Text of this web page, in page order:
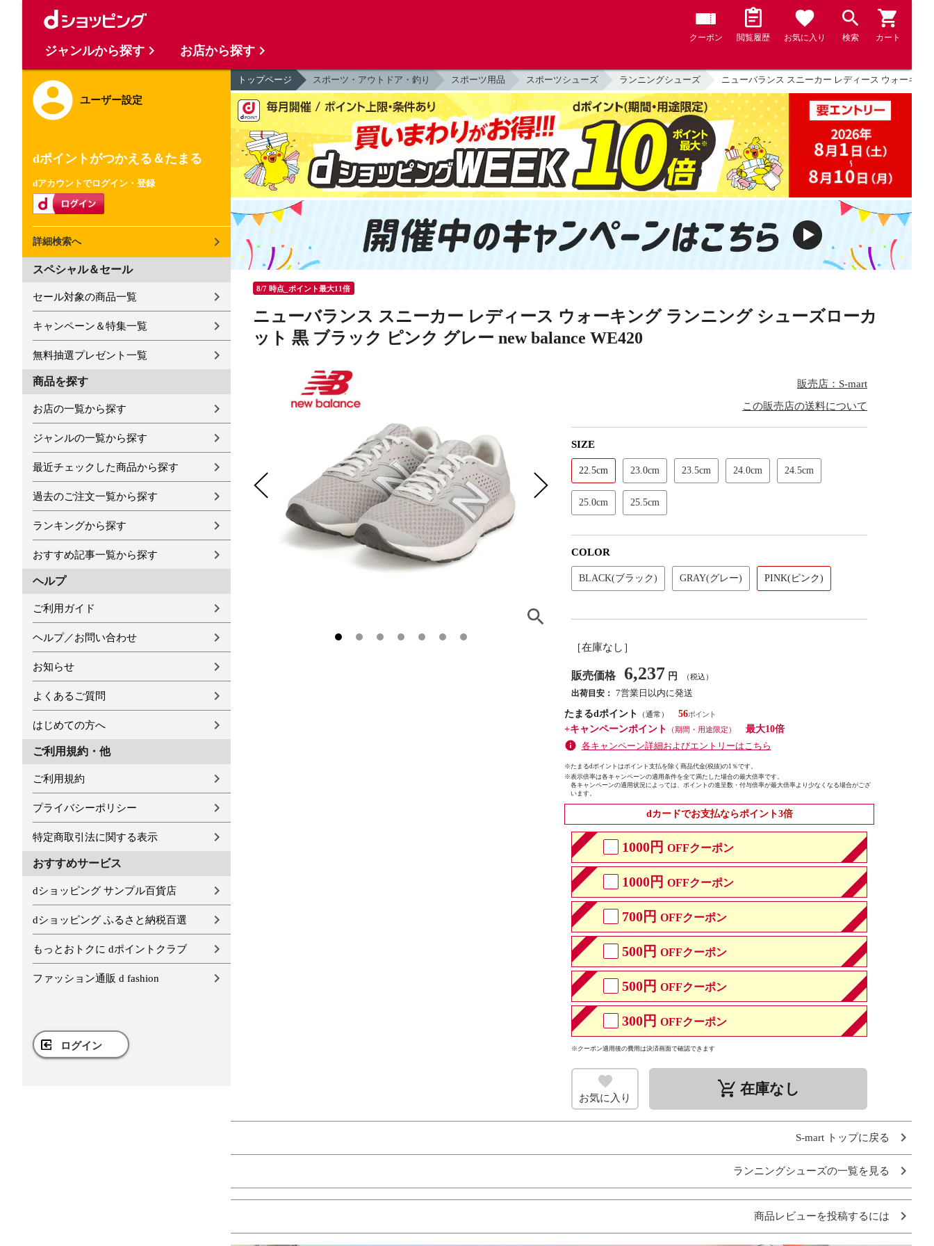
クーポン 閲覧履歴 お気に入り 検索 カート
ユーザー設定
dポイントがつかえる＆たまる
dアカウントでログイン・登録
詳細検索へ
スペシャル＆セール
セール対象の商品一覧
キャンペーン＆特集一覧
無料抽選プレゼント一覧
商品を探す
お店の一覧から探す
ジャンルの一覧から探す
最近チェックした商品から探す
過去のご注文一覧から探す
ランキングから探す
おすすめ記事一覧から探す
ヘルプ
ご利用ガイド
ヘルプ／お問い合わせ
お知らせ
よくあるご質問
はじめての方へ
ご利用規約・他
ご利用規約
プライバシーポリシー
特定商取引法に関する表示
おすすめサービス
dショッピング サンプル百貨店
dショッピング ふるさと納税百選
もっとおトクに dポイントクラブ
ファッション通販 d fashion
ログイン
トップページ スポーツ・アウトドア・釣り スポーツ用品 スポーツシューズ ランニングシューズ ニューバランス スニーカー レディース ウォーキン
8/7 時点_ポイント最大11倍
ニューバランス スニーカー レディース ウォーキング ランニング シューズローカ
ット 黒 ブラック ピンク グレー new balance WE420
販売店：S-mart
この販売店の送料について
SIZE
22.5cm 23.0cm 23.5cm 24.0cm 24.5cm
25.0cm 25.5cm
COLOR
BLACK(ブラック) GRAY(グレー) PINK(ピンク)
［在庫なし］
販売価格 6,237 円 （税込）
出荷目安： 7営業日以内に発送
たまるdポイント
（通常）
56
+キャンペーンポイント
（期間・用途限定）
最大10倍
各キャンペーン詳細およびエントリーはこちら
※たまるdポイントはポイント支払を除く商品代金(税抜)の1％です。
※表示倍率は各キャンペーンの適用条件を全て満たした場合の最大倍率です。
各キャンペーンの適用状況によっては、ポイントの進呈数・付与倍率が最大倍率より少なくなる場合がござ
います。
dカードでお支払ならポイント3倍
1000円 OFFクーポン
1000円 OFFクーポン
700円 OFFクーポン
500円 OFFクーポン
500円 OFFクーポン
300円 OFFクーポン
※クーポン適用後の費用は決済画面で確認できます
お気に入り remove_shopping_cart 在庫なし
S-mart トップに戻る
ランニングシューズの一覧を見る
商品レビューを投稿するには
ジャンルから探す お店から探す